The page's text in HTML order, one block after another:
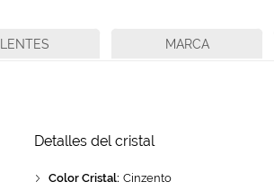
Detalles del cristal
Color Cristal: Cinzento
LENTES MARCA